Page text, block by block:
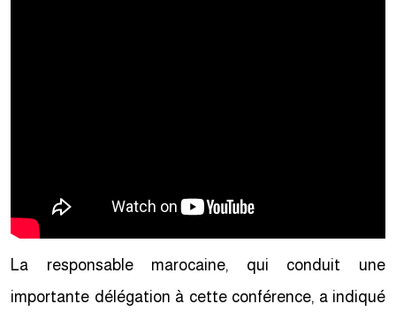
La responsable marocaine, qui conduit une
importante délégation à cette conférence, a indiqué